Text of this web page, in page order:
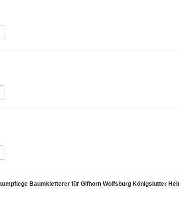
Baumkletterer für Gifhorn Wolfsburg Königslutter